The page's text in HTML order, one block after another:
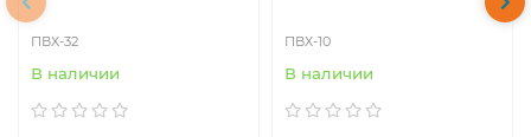
ПВХ-32
В наличии
ПВХ-10
В наличии